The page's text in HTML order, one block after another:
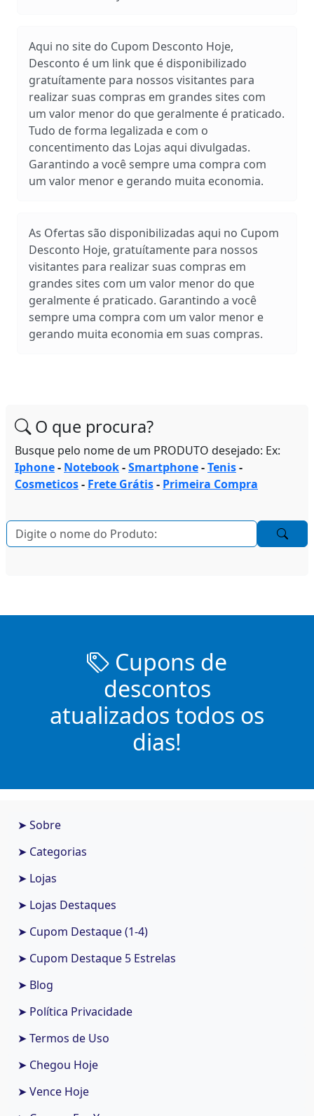
Aqui no site do Cupom Desconto Hoje,
Desconto é um link que é disponibilizado
gratuítamente para nossos visitantes para
realizar suas compras em grandes sites com
um valor menor do que geralmente é praticado.
Tudo de forma legalizada e com o
concentimento das Lojas aqui divulgadas.
Garantindo a você sempre uma compra com
um valor menor e gerando muita economia.
As Ofertas são disponibilizadas aqui no Cupom
Desconto Hoje, gratuítamente para nossos
visitantes para realizar suas compras em
grandes sites com um valor menor do que
geralmente é praticado. Garantindo a você
sempre uma compra com um valor menor e
gerando muita economia em suas compras.
O que procura?
Busque pelo nome de um PRODUTO desejado: Ex:
Iphone- Notebook-Smartphone-Tenis-
Cosmeticos- Frete Grátis- Primeira Compra
Cupons de
descontos
atualizados todos os
dias!
➤ Sobre
➤ Categorias
➤ Lojas
➤ Lojas Destaques
➤ Cupom Destaque (1-4)
➤ Cupom Destaque 5 Estrelas
➤ Blog
➤ Política Privacidade
➤ Termos de Uso
➤ Chegou Hoje
➤ Vence Hoje